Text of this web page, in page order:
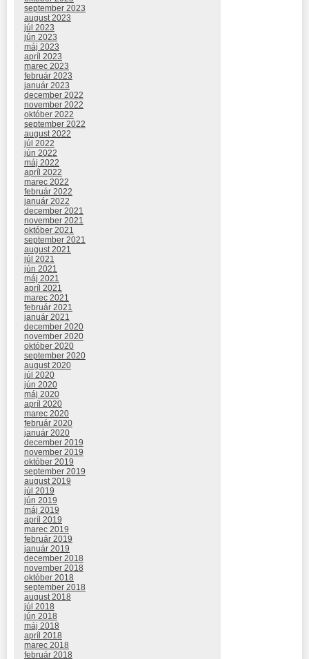
september 2023
august 2023
júl 2023
jún 2023
máj 2023
apríl 2023
marec 2023
február 2023
január 2023
december 2022
november 2022
október 2022
september 2022
august 2022
júl 2022
jún 2022
máj 2022
apríl 2022
marec 2022
február 2022
január 2022
december 2021
november 2021
október 2021
september 2021
august 2021
júl 2021
jún 2021
máj 2021
apríl 2021
marec 2021
február 2021
január 2021
december 2020
november 2020
október 2020
september 2020
august 2020
júl 2020
jún 2020
máj 2020
apríl 2020
marec 2020
február 2020
január 2020
december 2019
november 2019
október 2019
september 2019
august 2019
júl 2019
jún 2019
máj 2019
apríl 2019
marec 2019
február 2019
január 2019
december 2018
november 2018
október 2018
september 2018
august 2018
júl 2018
jún 2018
máj 2018
apríl 2018
marec 2018
február 2018